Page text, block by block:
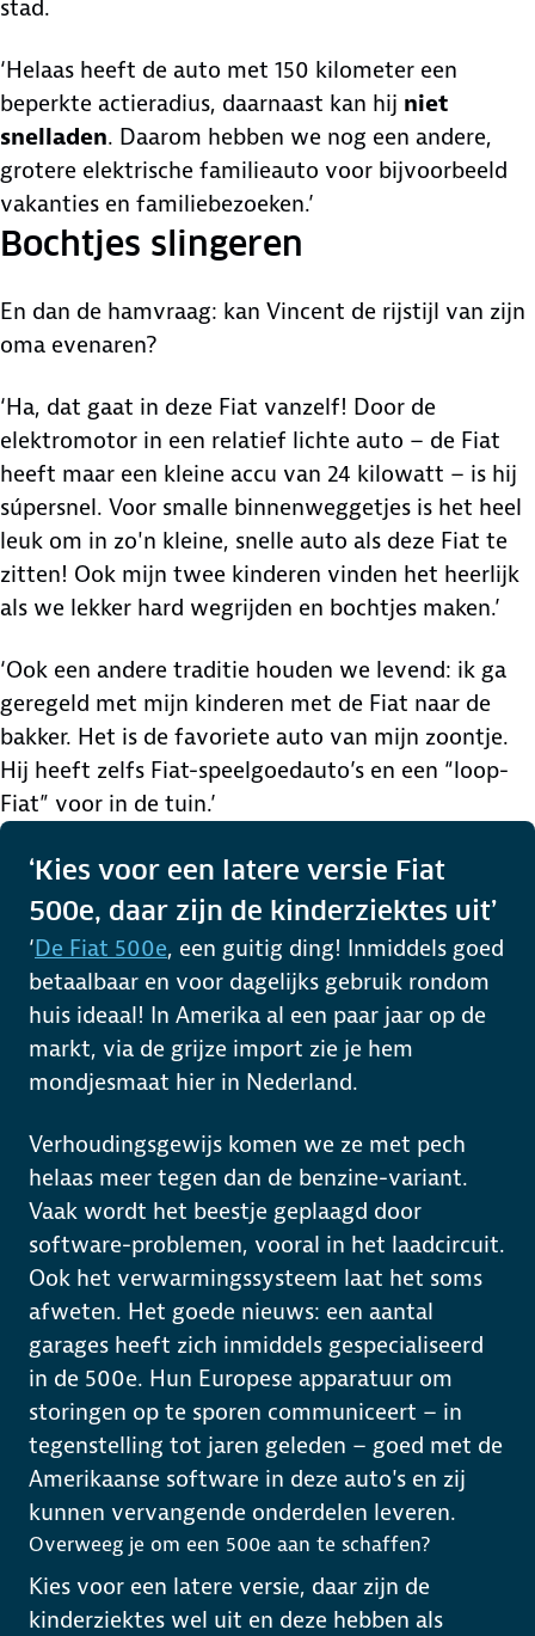
stad.
‘Helaas heeft de auto met 150 kilometer een
beperkte actieradius, daarnaast kan hij niet
snelladen. Daarom hebben we nog een andere,
grotere elektrische familieauto voor bijvoorbeeld
vakanties en familiebezoeken.’
Bochtjes slingeren
En dan de hamvraag: kan Vincent de rijstijl van zijn
oma evenaren?
‘Ha, dat gaat in deze Fiat vanzelf! Door de
elektromotor in een relatief lichte auto – de Fiat
heeft maar een kleine accu van 24 kilowatt – is hij
súpersnel. Voor smalle binnenweggetjes is het heel
leuk om in zo'n kleine, snelle auto als deze Fiat te
zitten! Ook mijn twee kinderen vinden het heerlijk
als we lekker hard wegrijden en bochtjes maken.’
‘Ook een andere traditie houden we levend: ik ga
geregeld met mijn kinderen met de Fiat naar de
bakker. Het is de favoriete auto van mijn zoontje.
Hij heeft zelfs Fiat-speelgoedauto’s en een “loop-
Fiat” voor in de tuin.’
‘Kies voor een latere versie Fiat
500e, daar zijn de kinderziektes uit’
‘De Fiat 500e, een guitig ding! Inmiddels goed
betaalbaar en voor dagelijks gebruik rondom
huis ideaal! In Amerika al een paar jaar op de
markt, via de grijze import zie je hem
mondjesmaat hier in Nederland.
Verhoudingsgewijs komen we ze met pech
helaas meer tegen dan de benzine-variant.
Vaak wordt het beestje geplaagd door
software-problemen, vooral in het laadcircuit.
Ook het verwarmingssysteem laat het soms
afweten. Het goede nieuws: een aantal
garages heeft zich inmiddels gespecialiseerd
in de 500e. Hun Europese apparatuur om
storingen op te sporen communiceert – in
tegenstelling tot jaren geleden – goed met de
Amerikaanse software in deze auto's en zij
kunnen vervangende onderdelen leveren.
Overweeg je om een 500e aan te schaffen?
Kies voor een latere versie, daar zijn de
kinderziektes wel uit en deze hebben als